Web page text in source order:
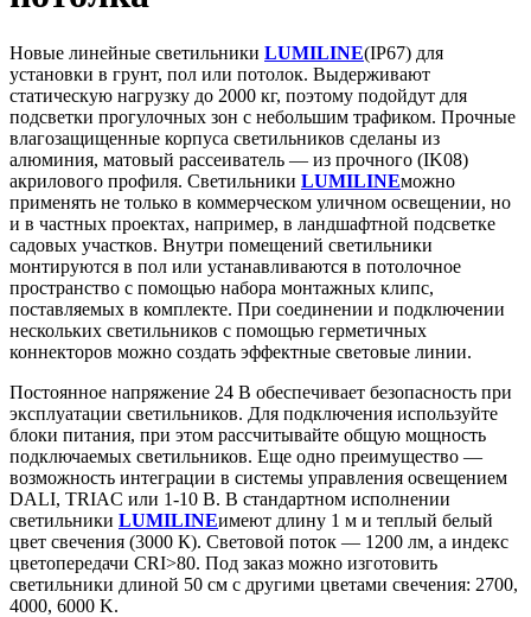
Новые линейные светильники LUMILINE(IP67) для
установки в грунт, пол или потолок. Выдерживают
статическую нагрузку до 2000 кг, поэтому подойдут для
подсветки прогулочных зон с небольшим трафиком. Прочные
влагозащищенные корпуса светильников сделаны из
алюминия, матовый рассеиватель — из прочного (IK08)
акрилового профиля. Светильники LUMILINEможно
применять не только в коммерческом уличном освещении, но
и в частных проектах, например, в ландшафтной подсветке
садовых участков. Внутри помещений светильники
монтируются в пол или устанавливаются в потолочное
пространство с помощью набора монтажных клипс,
поставляемых в комплекте. При соединении и подключении
нескольких светильников с помощью герметичных
коннекторов можно создать эффектные световые линии.
Постоянное напряжение 24 В обеспечивает безопасность при
эксплуатации светильников. Для подключения используйте
блоки питания, при этом рассчитывайте общую мощность
подключаемых светильников. Еще одно преимущество —
возможность интеграции в системы управления освещением
DALI, TRIAC или 1-10 В. В стандартном исполнении
светильники LUMILINEимеют длину 1 м и теплый белый
цвет свечения (3000 К). Световой поток — 1200 лм, а индекс
цветопередачи CRI>80. Под заказ можно изготовить
светильники длиной 50 см с другими цветами свечения: 2700,
4000, 6000 K.